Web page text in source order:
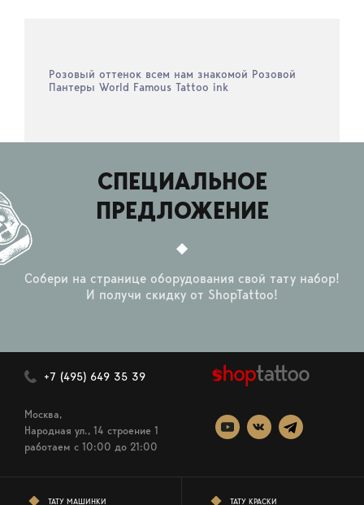
Розовый оттенок всем нам знакомой Розовой
Пантеры World Famous Tattoo ink
СПЕЦИАЛЬНОЕ
ПРЕДЛОЖЕНИЕ
Собери на странице оборудования свой тату набор!
И получи скидку от ShopTattoo!
+7 (495) 649 35 39
Москва,
Народная ул., 14 строение 1
работаем c 10:00 до 21:00
ТАТУ МАШИНКИ ТАТУ КРАСКИ